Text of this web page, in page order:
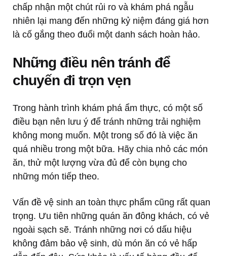
chấp nhận một chút rủi ro và khám phá ngẫu
nhiên lại mang đến những kỷ niệm đáng giá hơn
là cố gắng theo đuổi một danh sách hoàn hảo.
Những điều nên tránh để
chuyến đi trọn vẹn
Trong hành trình khám phá ẩm thực, có một số
điều bạn nên lưu ý để tránh những trải nghiệm
không mong muốn. Một trong số đó là việc ăn
quá nhiều trong một bữa. Hãy chia nhỏ các món
ăn, thử một lượng vừa đủ để còn bụng cho
những món tiếp theo.
Vấn đề vệ sinh an toàn thực phẩm cũng rất quan
trọng. Ưu tiên những quán ăn đông khách, có vẻ
ngoài sạch sẽ. Tránh những nơi có dấu hiệu
không đảm bảo vệ sinh, dù món ăn có vẻ hấp